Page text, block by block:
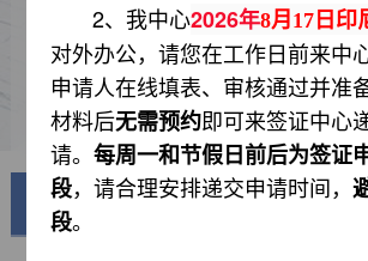
申请表样例
资料下载
常见问题
美丽中国
2、我中心2026年8月17日印
对外办公，请您在工作日前来中
申请人在线填表、审核通过并准
材料后无需预约即可来签证中心
请。每周一和节假日前后为签证
段，请合理安排递交申请时间，
段。